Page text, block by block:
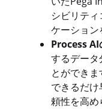
シビリテ
ケーション
Process AI
するデー
とができ
できるだ
頼性を高め